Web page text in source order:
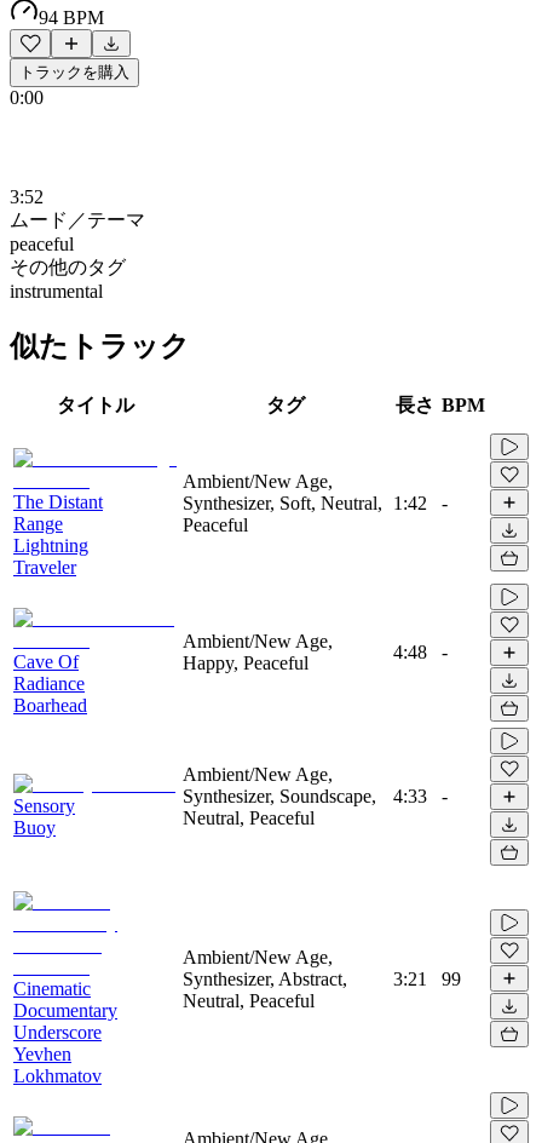
94 BPM
トラックを購入
0:00
3:52
ムード／テーマ
peaceful
その他のタグ
instrumental
似たトラック
タイトル タグ 長さ BPM
The Distant
Range
Lightning
Traveler
Ambient/New Age,
Synthesizer, Soft, Neutral,
Peaceful
1:42 -
Cave Of
Radiance
Boarhead
Ambient/New Age,
Happy, Peaceful
4:48 -
Sensory
Buoy
Ambient/New Age,
Synthesizer, Soundscape,
Neutral, Peaceful
4:33 -
Cinematic
Documentary
Underscore
Yevhen
Lokhmatov
Ambient/New Age,
Synthesizer, Abstract,
Neutral, Peaceful
3:21 99
Ambient/New Age,